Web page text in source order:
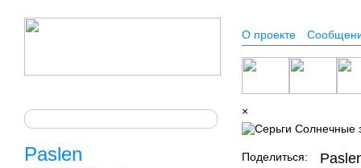
О проекте
Paslen
×
Поделиться: